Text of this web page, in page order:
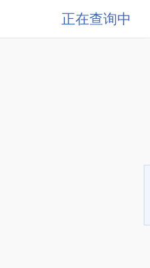
正在查询中